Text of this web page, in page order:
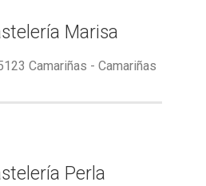
Marisa
Camariñas - Camariñas
Perla